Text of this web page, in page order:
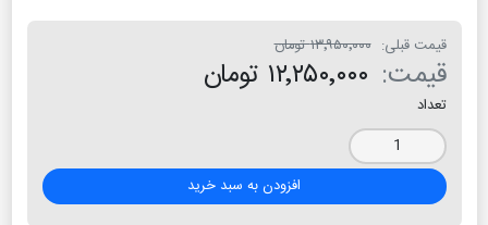
قیمت قبلی: ۱۳٬۹۵۰٬۰۰۰ تومان
قیمت: ۱۲٬۲۵۰٬۰۰۰ تومان
تعداد
افزودن به سبد خرید